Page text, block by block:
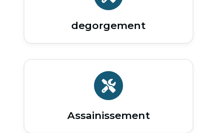
degorgement
Assainissement